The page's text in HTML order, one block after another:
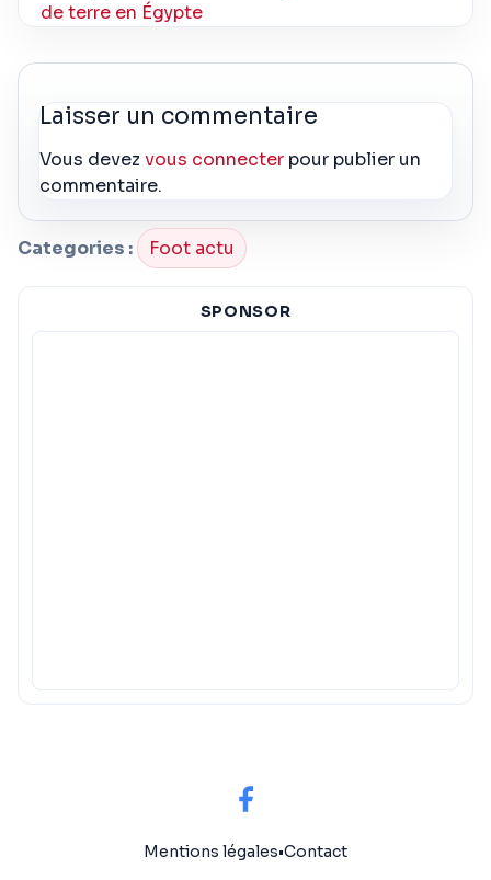
de terre en Égypte
Laisser un commentaire
Vous devezvous connecter pour publier un
commentaire.
Categories : Foot actu
SPONSOR
Mentions légales•Contact